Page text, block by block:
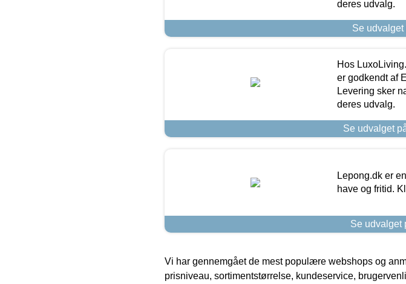
deres udvalg.
Se
Hos
er godkendt af
Levering sker
deres udvalg.
Se udvalget
Lepong.dk er
have og fritid.
Se udvalget
Vi har gennemgået de mest populære webshops og
prisniveau, sortimentstørrelse, kundeservice,